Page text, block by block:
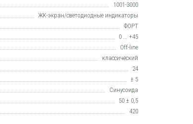
1001-3000
ЖК-экран/светодиодные индикаторы
ФОРТ
0 ... +45
Off-line
класcический
24
± 5
Синусоида
50 ± 0,5
420